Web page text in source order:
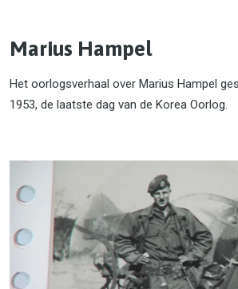
Marius Hampel
Het oorlogsverhaal over Marius Hampel
1953, de laat­ste dag van de Korea Oorlog.